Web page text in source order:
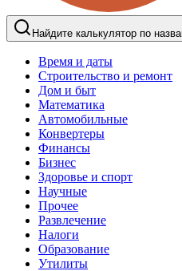
Найдите калькулятор по
Время и даты
Строительство и ремонт
Дом и быт
Математика
Автомобильные
Конвертеры
Финансы
Бизнес
Здоровье и спорт
Научные
Прочее
Развлечение
Налоги
Образование
Утилиты